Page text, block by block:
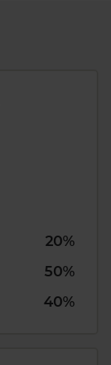
20%
50%
40%